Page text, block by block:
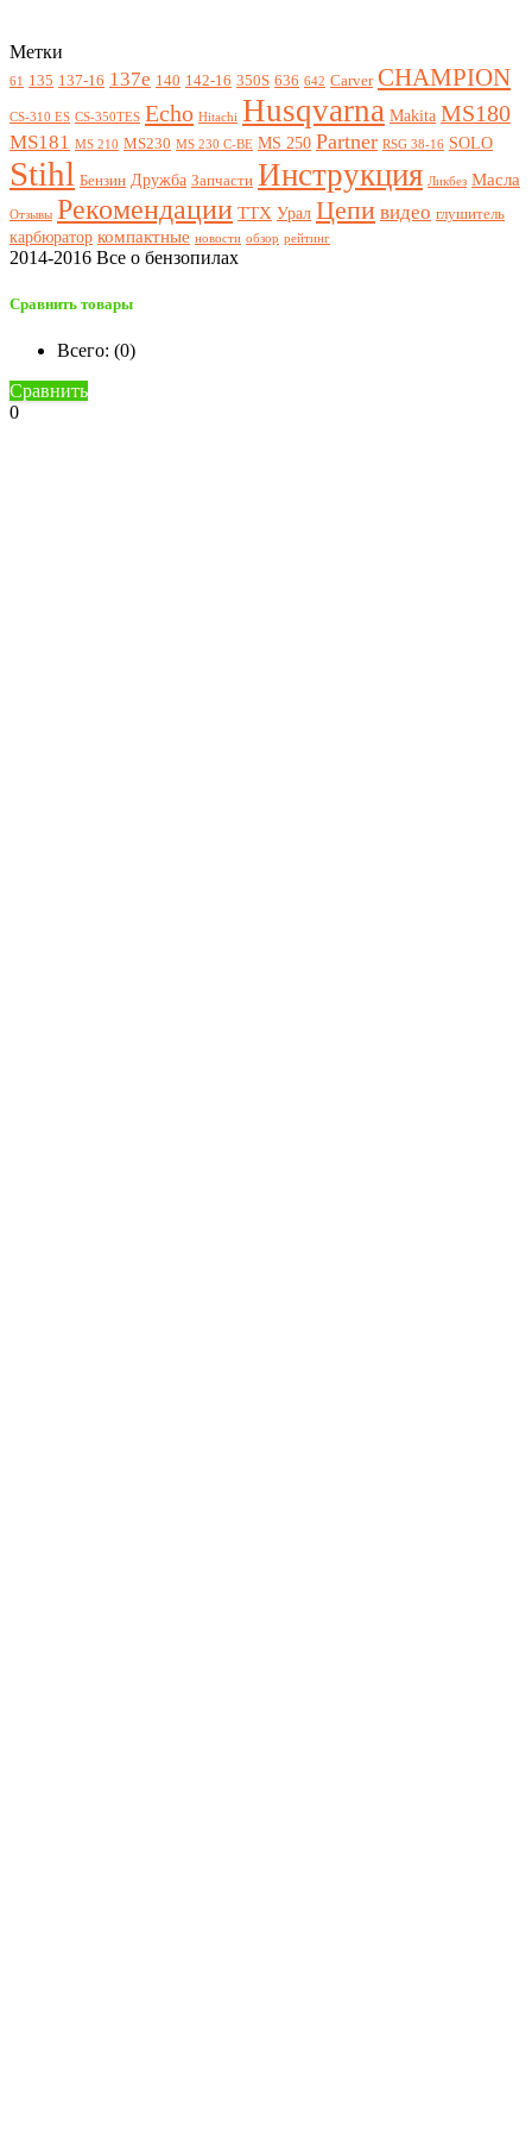
Метки
61 135 137-16 137e 140 142-16 350S 636 642 Carver CHAMPION
CS-310 ES CS-350TES Echo Hitachi Husqvarna Makita MS180
MS181 MS 210 MS230 MS 230 C-BE MS 250 Partner RSG 38-16 SOLO
Stihl Бензин Дружба Запчасти Инструкция Ликбез Масла
Отзывы Рекомендации ТТХ Урал Цепи видео глушитель
карбюратор компактные новости обзор рейтинг
2014-2016 Все о бензопилах
Сравнить товары
Всего: (0)
Сравнить
0